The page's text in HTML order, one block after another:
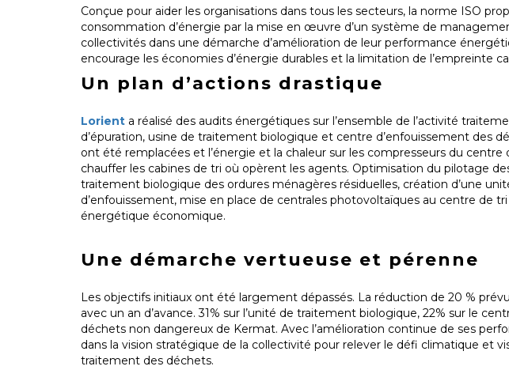
Conçue pour aider les organisations dans tous les secteurs, la norme ISO
consommation d’énergie par la mise en œuvre d’un système de
collectivités dans une démarche d’amélioration de leur performance
encourage les économies d’énergie durables et la limitation de l’empreinte
Un plan d’actions drastique
Lorient a réalisé des audits énergétiques sur l’ensemble de l’activité
d’épuration, usine de traitement biologique et centre d’enfouissement des
ont été remplacées et l’énergie et la chaleur sur les compresseurs du
chauffer les cabines de tri où opèrent les agents. Optimisation du pilotage
traitement biologique des ordures ménagères résiduelles, création d’une
d’enfouissement, mise en place de centrales photovoltaïques au centre de
énergétique économique.
Une démarche vertueuse et pérenne
Les objectifs initiaux ont été largement dépassés. La réduction de 20 %
avec un an d’avance. 31% sur l’unité de traitement biologique, 22% sur le
déchets non dangereux de Kermat. Avec l’amélioration continue de ses
dans la vision stratégique de la collectivité pour relever le défi climatique et
traitement des déchets.